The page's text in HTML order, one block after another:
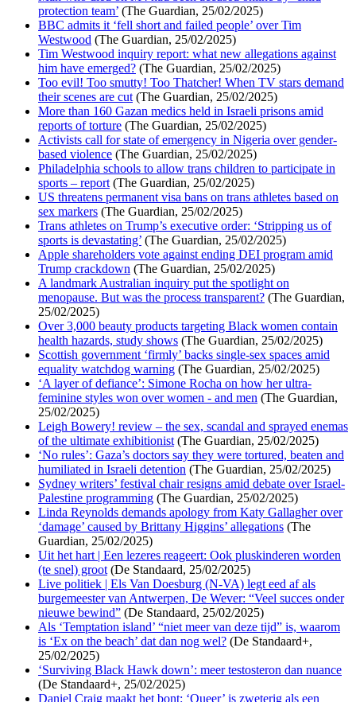
protection team’ (The Guardian, 25/02/2025)
BBC admits it ‘fell short and failed people’ over Tim
Westwood (The Guardian, 25/02/2025)
Tim Westwood inquiry report: what new allegations against
him have emerged? (The Guardian, 25/02/2025)
Too evil! Too smutty! Too Thatcher! When TV stars demand
their scenes are cut (The Guardian, 25/02/2025)
More than 160 Gazan medics held in Israeli prisons amid
reports of torture (The Guardian, 25/02/2025)
Activists call for state of emergency in Nigeria over gender-
based violence (The Guardian, 25/02/2025)
Philadelphia schools to allow trans children to participate in
sports – report (The Guardian, 25/02/2025)
US threatens permanent visa bans on trans athletes based on
sex markers (The Guardian, 25/02/2025)
Trans athletes on Trump’s executive order: ‘Stripping us of
sports is devastating’ (The Guardian, 25/02/2025)
Apple shareholders vote against ending DEI program amid
Trump crackdown (The Guardian, 25/02/2025)
A landmark Australian inquiry put the spotlight on
menopause. But was the process transparent? (The Guardian,
25/02/2025)
Over 3,000 beauty products targeting Black women contain
health hazards, study shows (The Guardian, 25/02/2025)
Scottish government ‘firmly’ backs single-sex spaces amid
equality watchdog warning (The Guardian, 25/02/2025)
‘A layer of defiance’: Simone Rocha on how her ultra-
feminine styles won over women - and men (The Guardian,
25/02/2025)
Leigh Bowery! review – the sex, scandal and sprayed enemas
of the ultimate exhibitionist (The Guardian, 25/02/2025)
‘No rules’: Gaza’s doctors say they were tortured, beaten and
humiliated in Israeli detention (The Guardian, 25/02/2025)
Sydney writers’ festival chair resigns amid debate over Israel-
Palestine programming (The Guardian, 25/02/2025)
Linda Reynolds demands apology from Katy Gallagher over
‘damage’ caused by Brittany Higgins’ allegations (The
Guardian, 25/02/2025)
Uit het hart | Een lezeres reageert: Ook pluskinderen worden
(te snel) groot (De Standaard, 25/02/2025)
Live politiek | Els Van Doesburg (N-VA) legt eed af als
burgemeester van Antwerpen, De Wever: “Veel succes onder
nieuwe bewind” (De Standaard, 25/02/2025)
Als ‘Temptation island’ “niet meer van deze tijd” is, waarom
is ‘Ex on the beach’ dat dan nog wel? (De Standaard+,
25/02/2025)
‘Surviving Black Hawk down’: meer testosteron dan nuance
(De Standaard+, 25/02/2025)
Daniel Craig maakt het bont: ‘Queer’ is zweterig als een